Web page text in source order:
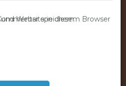
für meinen nächsten Kommentar speichern.